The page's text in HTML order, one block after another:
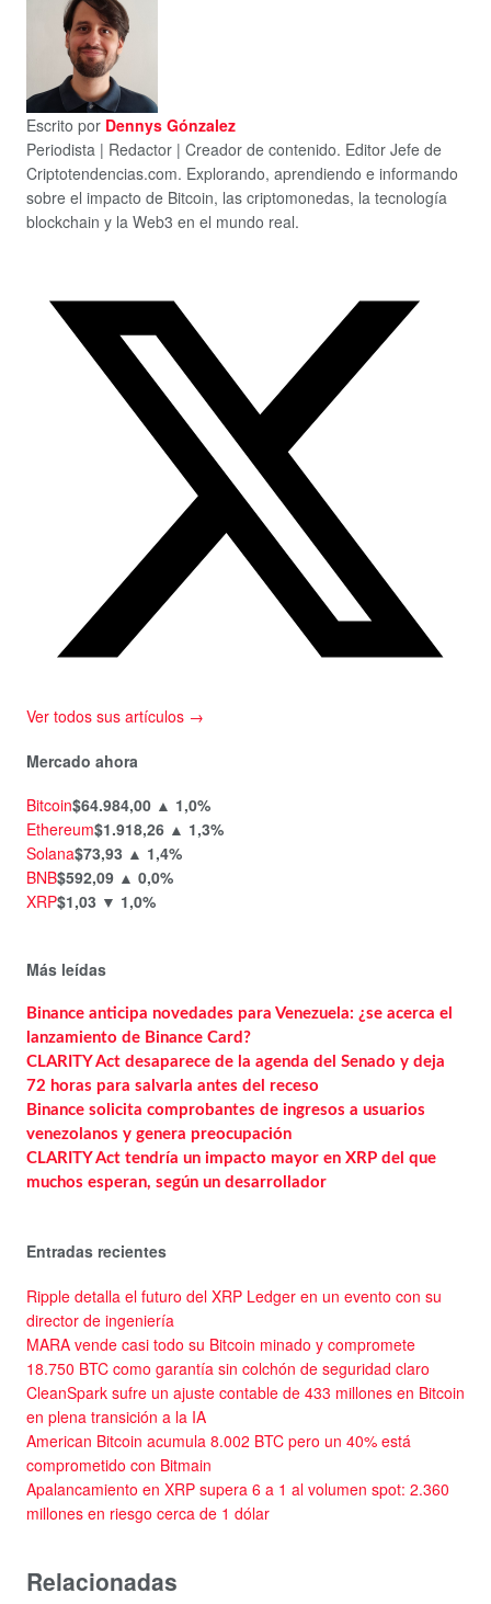
Escrito por Dennys Gónzalez
Periodista | Redactor | Creador de contenido. Editor Jefe de
Criptotendencias.com. Explorando, aprendiendo e informando
sobre el impacto de Bitcoin, las criptomonedas, la tecnología
blockchain y la Web3 en el mundo real.
Ver todos sus artículos →
Mercado ahora
Bitcoin$64.984,00 ▲ 1,0%
Ethereum$1.918,26 ▲ 1,3%
Solana$73,93 ▲ 1,4%
BNB$592,09 ▲ 0,0%
XRP$1,03 ▼ 1,0%
Más leídas
Binance anticipa novedades para Venezuela: ¿se acerca el
lanzamiento de Binance Card?
CLARITY Act desaparece de la agenda del Senado y deja
72 horas para salvarla antes del receso
Binance solicita comprobantes de ingresos a usuarios
venezolanos y genera preocupación
CLARITY Act tendría un impacto mayor en XRP del que
muchos esperan, según un desarrollador
Entradas recientes
Ripple detalla el futuro del XRP Ledger en un evento con su
director de ingeniería
MARA vende casi todo su Bitcoin minado y compromete
18.750 BTC como garantía sin colchón de seguridad claro
CleanSpark sufre un ajuste contable de 433 millones en Bitcoin
en plena transición a la IA
American Bitcoin acumula 8.002 BTC pero un 40% está
comprometido con Bitmain
Apalancamiento en XRP supera 6 a 1 al volumen spot: 2.360
millones en riesgo cerca de 1 dólar
Relacionadas